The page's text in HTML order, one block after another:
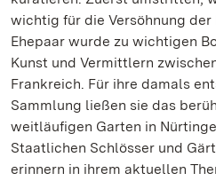
wichtig für die Versöhnung der
Ehepaar wurde zu wichtigen
Kunst und Vermittlern
Frankreich. Für ihre damals
Sammlung ließen sie das
weitläufigen Garten in
Staatlichen Schlösser und
erinnern in ihrem aktuellen